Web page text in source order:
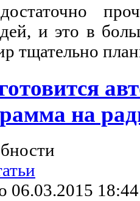
и это в
тщательно
на
06.03.2015 18:44